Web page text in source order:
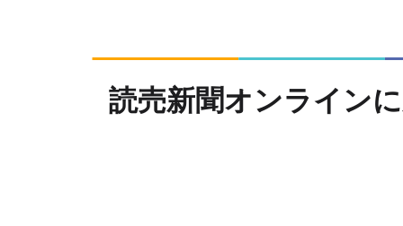
読売新聞オンライン